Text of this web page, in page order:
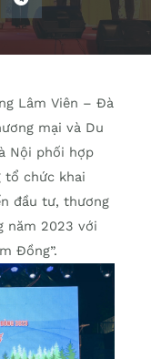
Lâm Viên – Đà
mại và Du
Nội phối hợp
tổ chức khai
đầu tư, thương
năm 2023 với
Đồng”.